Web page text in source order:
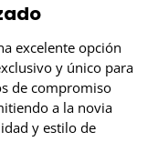
excelente opción
y único para
de compromiso
a la novia
y estilo de